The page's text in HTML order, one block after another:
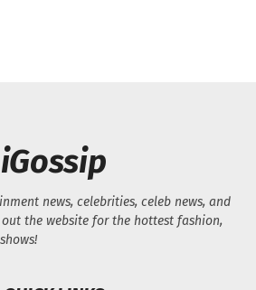
iGossip
news, celebrities, celeb news, and
the website for the hottest fashion,